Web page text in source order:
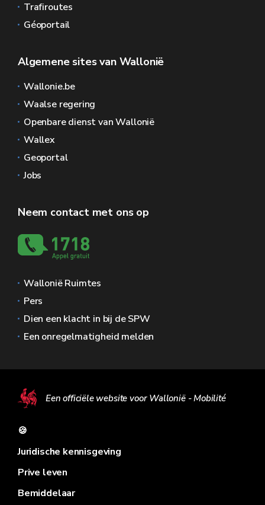
Trafiroutes
Géoportail
Algemene sites van Wallonië
Wallonie.be
Waalse regering
Openbare dienst van Wallonië
Wallex
Geoportal
Jobs
Neem contact met ons op
Wallonië Ruimtes
Pers
Dien een klacht in bij de SPW
Een onregelmatigheid melden
Een officiële website voor Wallonië - Mobilité
🍪
Juridische kennisgeving
Prive leven
Bemiddelaar